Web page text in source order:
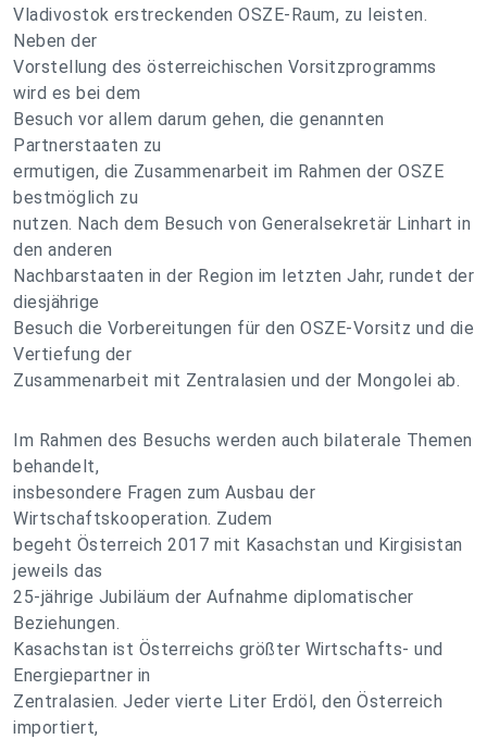
Vladivostok erstreckenden OSZE-Raum, zu leisten.
Neben der
Vorstellung des österreichischen Vorsitzprogramms
wird es bei dem
Besuch vor allem darum gehen, die genannten
Partnerstaaten zu
ermutigen, die Zusammenarbeit im Rahmen der OSZE
bestmöglich zu
nutzen. Nach dem Besuch von Generalsekretär Linhart in
den anderen
Nachbarstaaten in der Region im letzten Jahr, rundet der
diesjährige
Besuch die Vorbereitungen für den OSZE-Vorsitz und die
Vertiefung der
Zusammenarbeit mit Zentralasien und der Mongolei ab.
Im Rahmen des Besuchs werden auch bilaterale Themen
behandelt,
insbesondere Fragen zum Ausbau der
Wirtschaftskooperation. Zudem
begeht Österreich 2017 mit Kasachstan und Kirgisistan
jeweils das
25-jährige Jubiläum der Aufnahme diplomatischer
Beziehungen.
Kasachstan ist Österreichs größter Wirtschafts- und
Energiepartner in
Zentralasien. Jeder vierte Liter Erdöl, den Österreich
importiert,